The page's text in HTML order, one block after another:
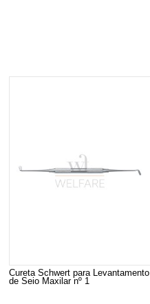
Cureta Schwert para Levantamento
de Seio Maxilar nº 1